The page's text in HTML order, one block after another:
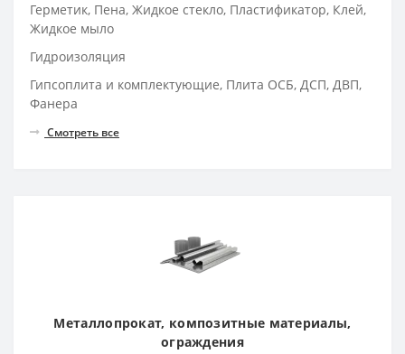
Герметик, Пена, Жидкое стекло, Пластификатор, Клей,
Жидкое мыло
Гидроизоляция
Гипсоплита и комплектующие, Плита ОСБ, ДСП, ДВП,
Фанера
Смотреть все
Металлопрокат, композитные материалы,
ограждения